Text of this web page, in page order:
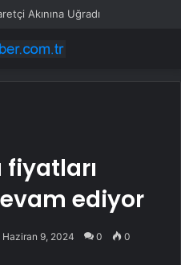
Akınına Uğradı
fiyatları
ediyor
Haziran 9, 2024 0 0